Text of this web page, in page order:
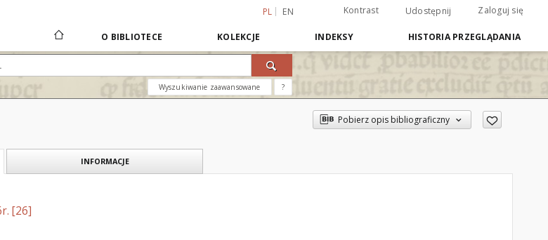
PL EN Kontrast Udostępnij Zaloguj się
O BIBLIOTECE KOLEKCJE INDEKSY HISTORIA PRZEGLĄDANIA
Wyszukiwanie zaawansowane ?
Pobierz opis bibliograficzny
INFORMACJE
[26]